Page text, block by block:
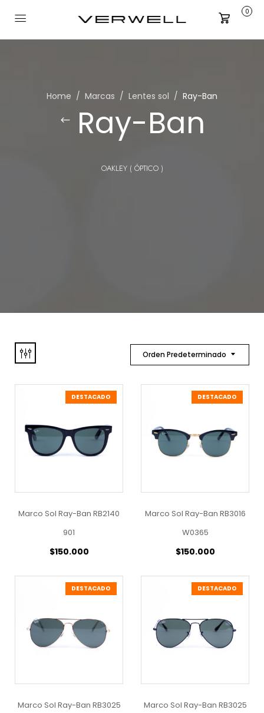
Carrito
0
Home Marcas Lentes sol Ray-Ban
Ray-Ban
OAKLEY ( ÓPTICO )
Orden Predeterminado
DESTACADO
Marco Sol Ray-Ban RB2140
901
$150.000
DESTACADO
Marco Sol Ray-Ban RB3016
W0365
$150.000
DESTACADO
Marco Sol Ray-Ban RB3025
DESTACADO
Marco Sol Ray-Ban RB3025